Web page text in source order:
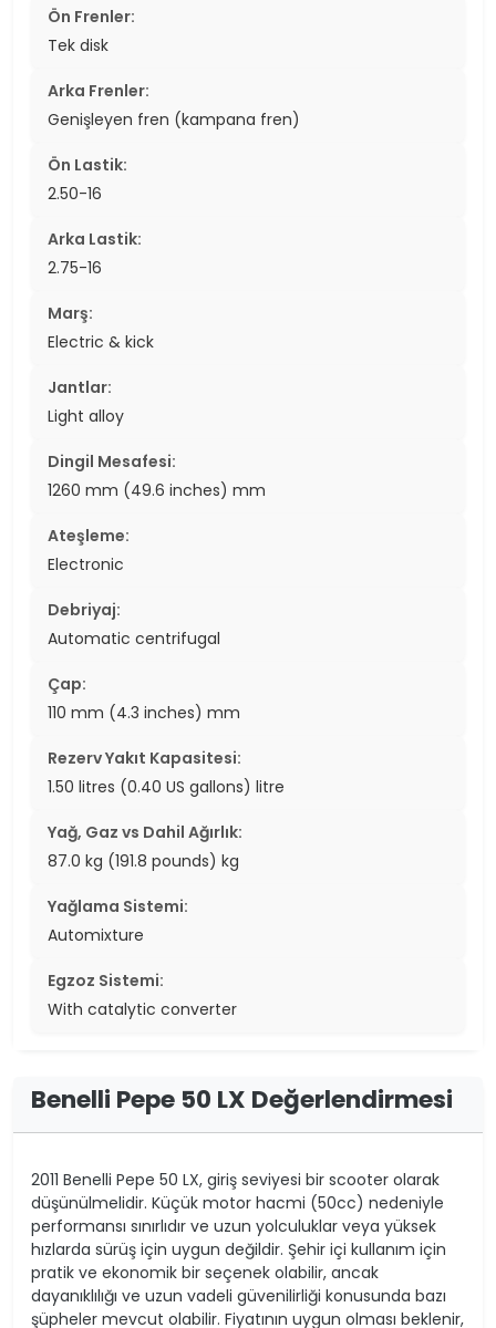
Ön Frenler:
Tek disk
Arka Frenler:
Genişleyen fren (kampana fren)
Ön Lastik:
2.50-16
Arka Lastik:
2.75-16
Marş:
Electric & kick
Jantlar:
Light alloy
Dingil Mesafesi:
1260 mm (49.6 inches) mm
Ateşleme:
Electronic
Debriyaj:
Automatic centrifugal
Çap:
110 mm (4.3 inches) mm
Rezerv Yakıt Kapasitesi:
1.50 litres (0.40 US gallons) litre
Yağ, Gaz vs Dahil Ağırlık:
87.0 kg (191.8 pounds) kg
Yağlama Sistemi:
Automixture
Egzoz Sistemi:
With catalytic converter
Benelli Pepe 50 LX Değerlendirmesi
2011 Benelli Pepe 50 LX, giriş seviyesi bir scooter olarak
düşünülmelidir. Küçük motor hacmi (50cc) nedeniyle
performansı sınırlıdır ve uzun yolculuklar veya yüksek
hızlarda sürüş için uygun değildir. Şehir içi kullanım için
pratik ve ekonomik bir seçenek olabilir, ancak
dayanıklılığı ve uzun vadeli güvenilirliği konusunda bazı
şüpheler mevcut olabilir. Fiyatının uygun olması beklenir,